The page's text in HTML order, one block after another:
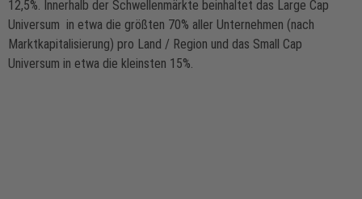
12,5%. Innerhalb der Schwellenmärkte beinhaltet das Large Cap
Universum in etwa die größten 70% aller Unternehmen (nach
Marktkapitalisierung) pro Land / Region und das Small Cap
Universum in etwa die kleinsten 15%.